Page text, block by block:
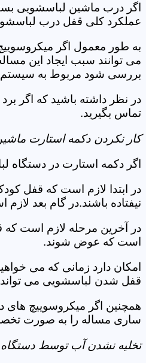
اگر درب ماشین لباسشویی
عملکرد کلی قفل درب
به طور معمول اگر
می توانند سبب ایجاد این
بررسی شود مربوط به
در نظر داشته باشید که اگر
تماس بگیرید.
کار نکردن دکمه استارت
اگر دکمه استارت در دستگاه
در ابتدا لازم است که قفل
نیفتاده باشند.در گام بعد
در آخرین مرحله لازم است که
است که عوض شوند.
امکان دارد زمانی که می
قفل شدن لباسشویی می
همچنین اگر میکروسوییچ های
ساری مساله را به صورت
تخلیه نشدن آب توسط